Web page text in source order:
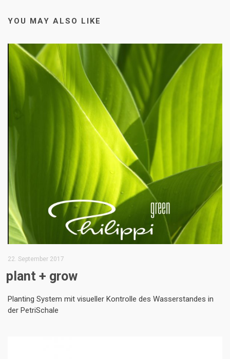
YOU MAY ALSO LIKE
22. September 2017
plant + grow
Planting System mit visueller Kontrolle des Wasserstandes in
der PetriSchale